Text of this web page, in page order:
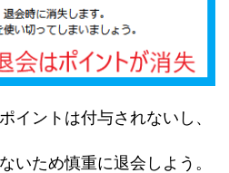
イントは付与されないし、
いため慎重に退会しよう。